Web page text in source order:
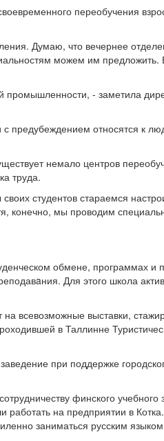
переобучения
Думаю, что вечернее
можем им
промышленности, - заметила
предубеждением относятся к
немало центров
труда.
студентов стараемся
конечно, мы проводим
обмене, программах и
Для этого школа
всевозможные выставки,
в Таллинне
при поддержке
финского учебного
на предприятии в
заниматься русским